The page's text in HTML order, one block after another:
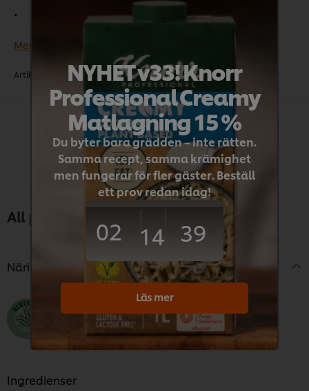
Bain Marie-stabil och lämplig för att koka upp och
sedan kyla ner
Mer produkt- och allergi information
Artikelnr: F76895 • CU: DU: 8711200768950
All produktinformation
Näringsämnen och allergener
Ingredienser
NYHET v33! Knorr
Professional Creamy
Matlagning 15 %
Du byter bara grädden – inte rätten.
Samma recept, samma krämighet
men fungerar för fler gäster. Beställ
ett prov redan idag!
02 14 39
Läs mer